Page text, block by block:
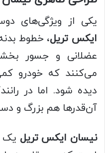
یکی از ویژگی‌های
ایکس تریل، خطوط
عضلانی و جسور
می‌کنند که خودرو
دیده شود. اما در
آن‌قدرها هم بزرگ و
نیسان ایکس تریل